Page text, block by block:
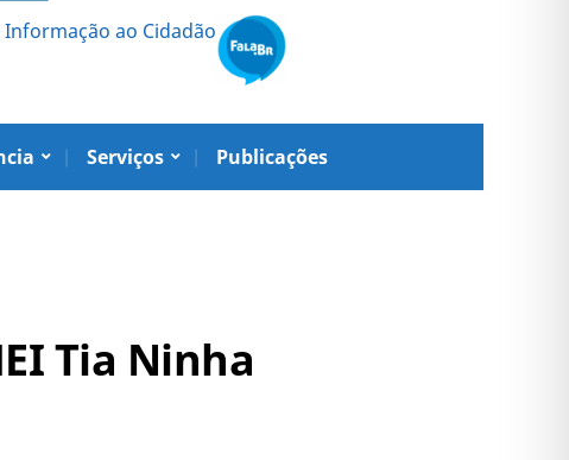
Informação ao Cidadão
Serviços Publicações
Tia Ninha